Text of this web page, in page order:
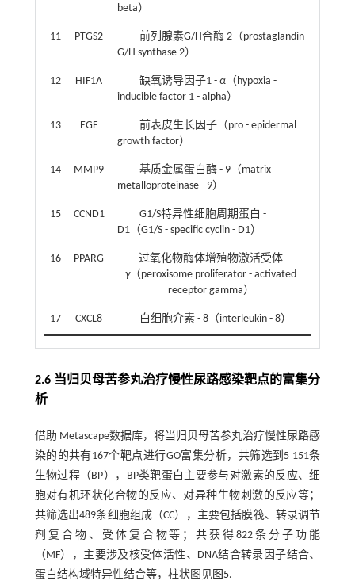
beta）
11 PTGS2
前列腺素G/H合酶 2（prostaglandin
G/H synthase 2）
12 HIF1A 缺氧诱导因子1 - α（hypoxia -
inducible factor 1 - alpha）
13 EGF
前表皮生长因子（pro - epidermal
growth factor）
14 MMP9
基质金属蛋白酶 - 9（matrix
metalloproteinase - 9）
15 CCND1
G1/S特异性细胞周期蛋白 -
D1（G1/S - specific cyclin - D1）
16 PPARG
过氧化物酶体增殖物激活受体
γ（peroxisome proliferator - activated
receptor gamma）
17 CXCL8 白细胞介素 - 8（interleukin - 8）
2.6 当归贝母苦参丸治疗慢性尿路感染靶点的富集分
析
借助 Metascape数据库，将当归贝母苦参丸治疗慢性尿路感
染的的共有167个靶点进行GO富集分析，共筛选到5 151条
生物过程（BP），BP类靶蛋白主要参与对激素的反应、细
胞对有机环状化合物的反应、对异种生物刺激的反应等；
共筛选出489条细胞组成（CC），主要包括膜筏、转录调节
剂复合物、受体复合物等；共获得822条分子功能
（MF），主要涉及核受体活性、DNA结合转录因子结合、
蛋白结构域特异性结合等，柱状图见图5.